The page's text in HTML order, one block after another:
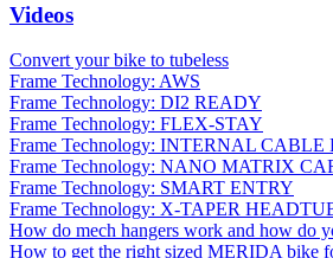
Videos
Convert your bike to tubeless
Frame Technology: AWS
Frame Technology: DI2 READY
Frame Technology: FLEX-STAY
Frame Technology: INTERNAL CABLE
Frame Technology: NANO MATRIX
Frame Technology: SMART ENTRY
Frame Technology: X-TAPER
How do mech hangers work and how do
How to get the right sized MERIDA bike